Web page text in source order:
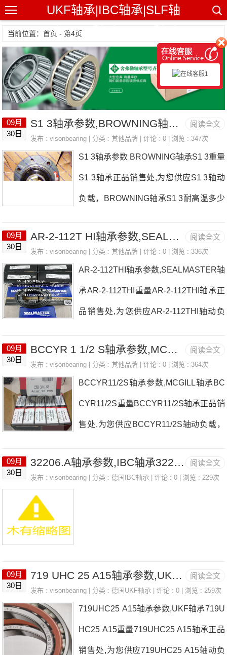
UKF轴承|IBC轴承|SLF轴
承|GRW轴承|NHBB轴承
当前位置：首页 - 第4页
阅读全文
09月
30日
S1 3轴承参数,BROWNING轴承S1 3重量
发布 :visonbearing | 分类 :其他品牌 | 评论 : 0 | 浏览 : 347次
S1 3轴承参数,BROWNING轴承S1 3重量
S1 3轴承正品销售处,为您供应S1 3轴动
负载，BROWNING轴承S1 3耐高温多少
纸，准确的S1 3轴承价格，S1 3轴承询
阅读全文
09月
30日
AR-2-112T HI轴承参数,SEALMASTER轴承AR-2-112T HI重量
发布 :visonbearing | 分类 :其他品牌 | 评论 : 0 | 浏览 : 336次
AR-2-112THI轴承参数,SEALMASTER轴
承AR-2-112THI重量AR-2-112THI轴承正
品销售处,为您供应AR-2-112THI轴动负
高温多少度，详细的AR-2-112THI轴承尺
阅读全文
09月
30日
BCCYR 1 1/2 S轴承参数,MCGILL轴承BCCYR 1 1/2 S重量
发布 :visonbearing | 分类 :其他品牌 | 评论 : 0 | 浏览 : 364次
BCCYR11/2S轴承参数,MCGILL轴承BC
CYR11/2S重量BCCYR11/2S轴承正品销
售处,为您供应BCCYR11/2S轴动负载，
度，详细的BCCYR11/2S轴承尺寸参数
阅读全文
09月
30日
32206.A轴承参数,IBC轴承32206.A重量
发布 :visonbearing | 分类 :德国IBC轴承 | 评论 : 0 | 浏览 : 229次
阅读全文
09月
30日
719 UHC 25 A15轴承参数,UKF轴承719 UHC 25 A15重量
发布 :visonbearing | 分类 :德国UKF轴承 | 评论 : 0 | 浏览 : 259次
719UHC25 A15轴承参数,UKF轴承719U
HC25 A15重量719UHC25 A15轴承正品
销售处,为您供应719UHC25 A15轴动负